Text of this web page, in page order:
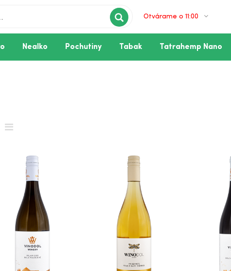
Otvárame o 11:00
Nealko Pochutiny Tabak Tatrahemp Nano